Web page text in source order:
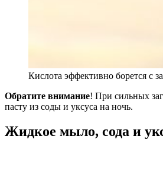
Кислота эффективно борется с
Обратите внимание! При сильных
пасту из соды и уксуса на ночь.
Жидкое мыло, сода и